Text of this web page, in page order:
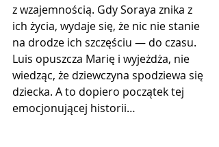
z wzajemnością. Gdy Soraya znika z
ich życia, wydaje się, że nic nie stanie
na drodze ich szczęściu — do czasu.
Luis opuszcza Marię i wyjeżdża, nie
wiedząc, że dziewczyna spodziewa się
dziecka. A to dopiero początek tej
emocjonującej historii…